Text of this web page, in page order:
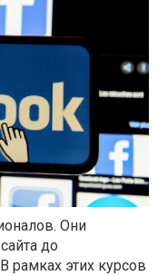
Они
до
рамках этих курсов